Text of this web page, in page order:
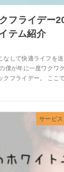
フライデー
テム紹介
なして快適ライフを
僕が年に一度ワクワ
クフライデー。 ここ
サービ